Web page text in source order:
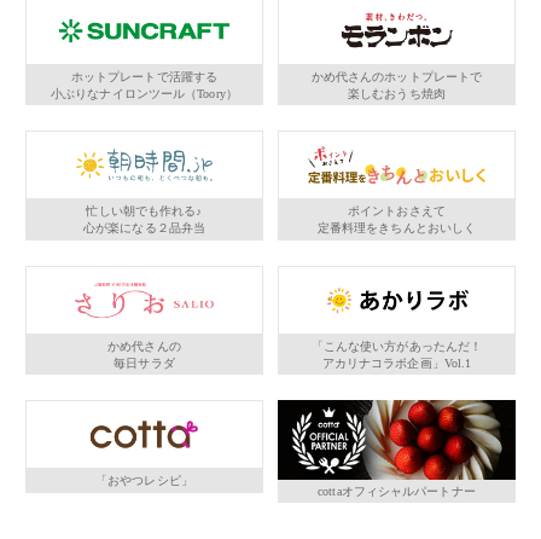
ホットプレートで活躍する
小ぶりなナイロンツール（Toory）
かめ代さんのホットプレートで
楽しむおうち焼肉
忙しい朝でも作れる♪
心が楽になる２品弁当
ポイントおさえて
定番料理をきちんとおいしく
かめ代さんの
毎日サラダ
「こんな使い方があったんだ！
アカリナコラボ企画」Vol.1
「おやつレシピ」
cottaオフィシャルパートナー